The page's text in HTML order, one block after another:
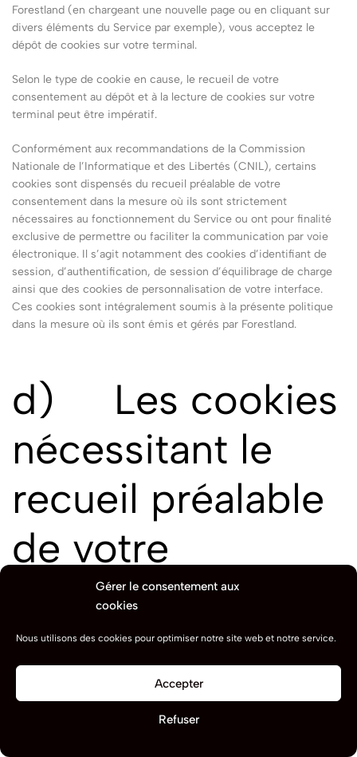
Gérer le consentement aux
cookies
Nous utilisons des cookies pour optimiser notre site web et notre service.
Accepter
Refuser
Forestland (en chargeant une nouvelle page ou en cliquant sur
divers éléments du Service par exemple), vous acceptez le
dépôt de cookies sur votre terminal.
Selon le type de cookie en cause, le recueil de votre
consentement au dépôt et à la lecture de cookies sur votre
terminal peut être impératif.
Conformément aux recommandations de la Commission
Nationale de l’Informatique et des Libertés (CNIL), certains
cookies sont dispensés du recueil préalable de votre
consentement dans la mesure où ils sont strictement
nécessaires au fonctionnement du Service ou ont pour finalité
exclusive de permettre ou faciliter la communication par voie
électronique. Il s’agit notamment des cookies d’identifiant de
session, d’authentification, de session d’équilibrage de charge
ainsi que des cookies de personnalisation de votre interface.
Ces cookies sont intégralement soumis à la présente politique
dans la mesure où ils sont émis et gérés par Forestland.
d) Les cookies
nécessitant le
recueil préalable
de votre
consentement
Cette exigence concerne les cookies émis par des tiers et qui
sont qualifiés de « persistants » dans la mesure où ils demeurent